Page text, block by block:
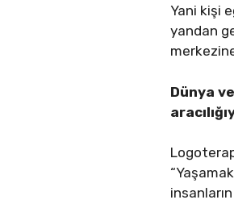
Yani kişi
yandan
Dünya